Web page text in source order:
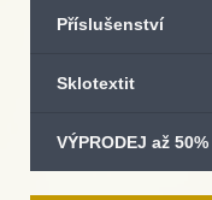
Příslušenství
Sklotextit
VÝPRODEJ až 50%